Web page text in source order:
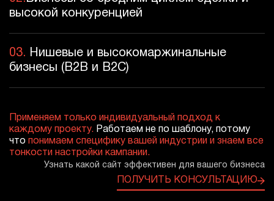
высокой конкуренцией
03. Нишевые и высокомаржинальные
бизнесы (B2B и B2C)
Применяем только индивидуальный подход к
каждому проекту. Работаем не по шаблону, потому
что понимаем специфику вашей индустрии и знаем все
тонкости настройки кампании.
Узнать какой сайт эффективен для вашего бизнеса
ПОЛУЧИТЬ КОНСУЛЬТАЦИЮ